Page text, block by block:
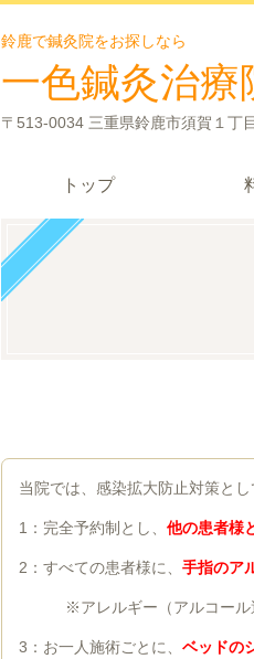
鈴鹿で鍼灸院をお探しなら
一色鍼灸治療
〒513-0034 三重県鈴鹿市須賀１丁
トップ
当院では、感染拡大防止対策と
1：完全予約制とし、 他の患者様
2：すべての患者様に、 手指のア
※アレルギー（アルコール
3：お一人施術ごとに、 ベッドの